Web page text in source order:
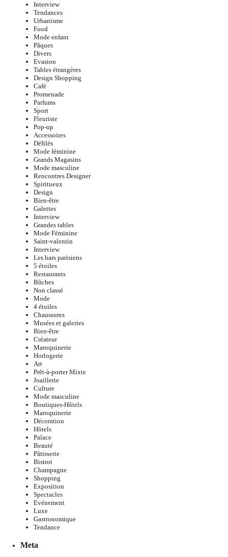
Interview
Tendances
Urbanisme
Food
Mode enfant
Pâques
Divers
Evasion
Tables étrangères
Design Shopping
Café
Promenade
Parfums
Sport
Fleuriste
Pop-up
Accessoires
Défilés
Mode féminine
Grands Magasins
Mode masculine
Rencontres Designer
Spiritueux
Design
Bien-être
Galettes
Interview
Grandes tables
Mode Féminine
Saint-valentin
Interview
Les bars parisiens
5 étoiles
Restaurants
Bûches
Non classé
Mode
4 étoiles
Chaussures
Musées et galeries
Bien-être
Créateur
Maroquinerie
Horlogerie
Art
Prêt-à-porter Mixte
Joaillerie
Culture
Mode masculine
Boutiques-Hôtels
Maroquinerie
Décoration
Hôtels
Palace
Beauté
Pâtisserie
Bistrot
Champagne
Shopping
Exposition
Spectacles
Evénement
Luxe
Gastronomique
Tendance
Meta